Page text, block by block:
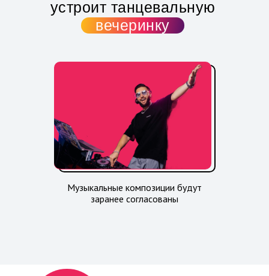
устроит танцевальную
вечеринку
Музыкальные композиции будут
заранее согласованы